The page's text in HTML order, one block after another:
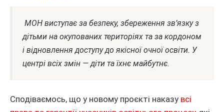
МОН виступає за безпеку, збереження зв’язку з
дітьми на окупованих територіях та за кордоном
і відновлення доступу до якісної очної освіти. У
центрі всіх змін — діти та їхнє майбутнє.
Сподіваємось, що у новому проєкті наказу всі